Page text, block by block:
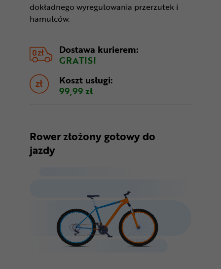
dokładnego wyregulowania przerzutek i
hamulców.
Dostawa kurierem:
GRATIS!
Koszt usługi:
99,99 zł
Rower złożony gotowy do
jazdy